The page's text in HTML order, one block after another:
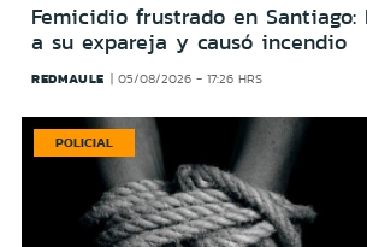
Femicidio frustrado en Santiago:
a su expareja y causó incendio
REDMAULE 05/08/2026 - 17:26 HRS
POLICIAL